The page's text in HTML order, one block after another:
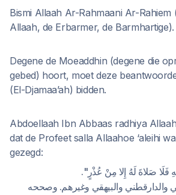
Bismi Allaah Ar-Rahmaani Ar-Rahiem
Allaah, de Erbarmer, de Barmhartige).
Degene de Moeaddhin (degene die
gebed) hoort, moet deze
(El-Djamaa’ah) bidden.
Abdoellaah Ibn Abbaas radhiya
dat de Profeet salla Allaahoe ‘aleihi
gezegd:
فَلَا صَلاةَ لَهُ إِلا مِنْ عُذْرٍ".
والدارقطني والبيهقي وغيرهم. وصححه